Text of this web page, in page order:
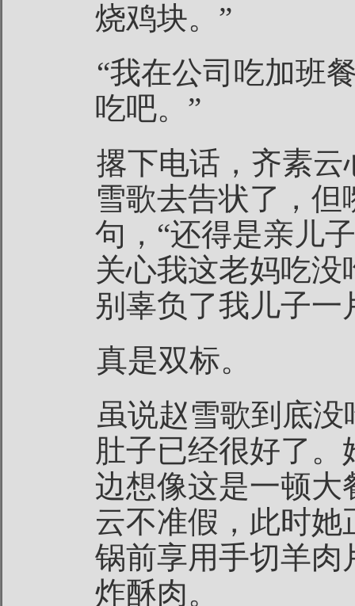
烧鸡块。”
“我在公司吃加班
吃吧。”
撂下电话，齐素
雪歌去告状了，
句，“还得是亲儿
关心我这老妈吃
别辜负了我儿子一
真是双标。
虽说赵雪歌到底
肚子已经很好了
边想像这是一顿大
云不准假，此时
锅前享用手切羊肉
炸酥肉。